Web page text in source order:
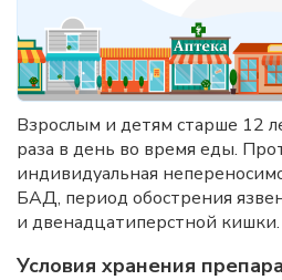
Взрослым и детям старше 12
раза в день во время еды.
индивидуальная
БАД, период обострения
и двенадцатиперстной кишки.
Условия хранения